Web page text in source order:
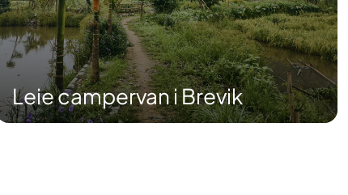
Leie campervan i Brevik